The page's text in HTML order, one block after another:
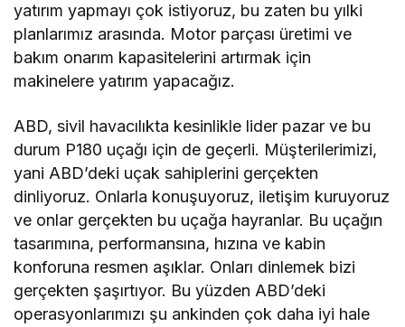
yatırım yapmayı çok istiyoruz, bu zaten bu yılki
planlarımız arasında. Motor parçası üretimi ve
bakım onarım kapasitelerini artırmak için
makinelere yatırım yapacağız.
ABD, sivil havacılıkta kesinlikle lider pazar ve bu
durum P180 uçağı için de geçerli. Müşterilerimizi,
yani ABD’deki uçak sahiplerini gerçekten
dinliyoruz. Onlarla konuşuyoruz, iletişim kuruyoruz
ve onlar gerçekten bu uçağa hayranlar. Bu uçağın
tasarımına, performansına, hızına ve kabin
konforuna resmen aşıklar. Onları dinlemek bizi
gerçekten şaşırtıyor. Bu yüzden ABD’deki
operasyonlarımızı şu ankinden çok daha iyi hale